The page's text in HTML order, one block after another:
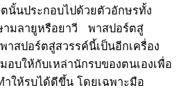
นั้นประกอบไปด้วยตัวอักษรทั้ง
ามลายูหรือยาวี พาสปอร์ตสู่
าสปอร์ตสู่สวรรค์นี้เป็นอีกเครื่อง
อบให้กับเหล่านักรบของตนเองเพื่อ
ำให้รบได้ดีขึ้น โดยเฉพาะมือ